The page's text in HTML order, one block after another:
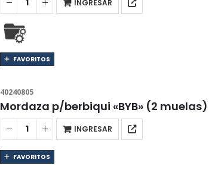
INGRESAR
FAVORITOS
40240805
Mordaza p/berbiqui «BYB» (2 muelas)
INGRESAR
FAVORITOS